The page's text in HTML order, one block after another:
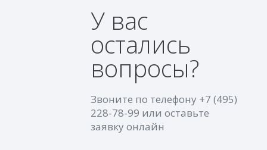
У вас
остались
вопросы?
Звоните по телефону +7 (495)
228-78-99 или оставьте
заявку онлайн